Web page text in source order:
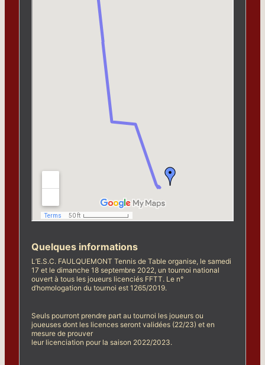
Quelques informations
L’E.S.C. FAULQUEMONT Tennis de Table organise, le samedi
17 et le dimanche 18 septembre 2022, un tournoi national
ouvert à tous les joueurs licenciés FFTT. Le n°
d’homologation du tournoi est 1265/2019.
Seuls pourront prendre part au tournoi les joueurs ou
joueuses dont les licences seront validées (22/23) et en
mesure de prouver
leur licenciation pour la saison 2022/2023.